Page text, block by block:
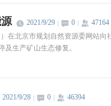
2021/9/29 0
47164
在北京市规划自然资源委网站
生产矿山生态修复。
2021/9/28 0
46394